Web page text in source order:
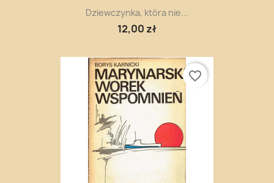
Dziewczynka, która nie...
12,00 zł
favorite_border